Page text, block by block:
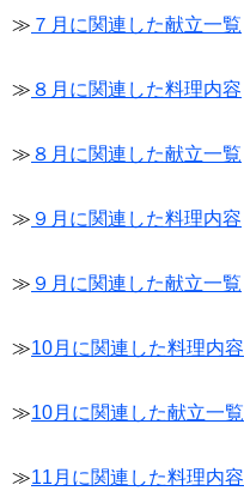
≫ ７月に関連した献立一覧
≫ ８月に関連した料理内容
≫ ８月に関連した献立一覧
≫ ９月に関連した料理内容
≫ ９月に関連した献立一覧
≫10月に関連した料理内容
≫10月に関連した献立一覧
≫11月に関連した料理内容